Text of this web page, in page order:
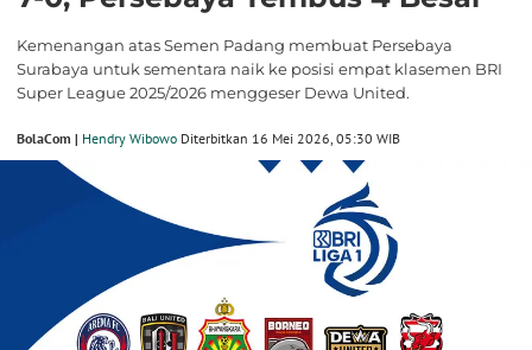
Kemenangan atas Semen Padang membuat Persebaya
Surabaya untuk sementara naik ke posisi empat klasemen BRI
Super League 2025/2026 menggeser Dewa United.
BolaCom | Hendry Wibowo Diterbitkan 16 Mei 2026, 05:30 WIB